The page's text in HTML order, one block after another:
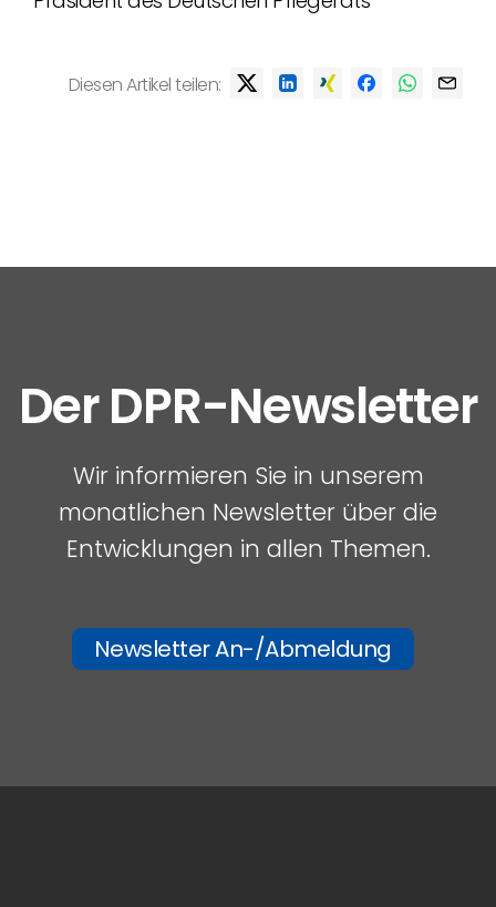
Diesen Artikel teilen:
Der DPR-Newsletter
Wir informieren Sie in unserem
monatlichen Newsletter über die
Entwicklungen in allen Themen.
Newsletter An-/Abmeldung